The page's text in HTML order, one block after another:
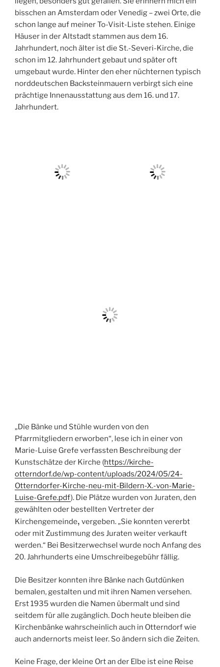
bisschen an Amsterdam oder Venedig – zwei Orte, die
schon lange auf meiner To-Visit-Liste stehen. Einige
Häuser in der Altstadt stammen aus dem 16.
Jahrhundert, noch älter ist die St.-Severi-Kirche, die
schon im 12. Jahrhundert gebaut und später oft
umgebaut wurde. Hinter den eher nüchternen typisch
norddeutschen Backsteinmauern verbirgt sich eine
prächtige Innenausstattung aus dem 16. und 17.
Jahrhundert.
„Die Bänke und Stühle wurden von den
Pfarrmitgliedern erworben“, lese ich in einer von
Marie-Luise Grefe verfassten Beschreibung der
Kunstschätze der Kirche (https://kirche-
otterndorf.de/wp-content/uploads/2024/05/24-
Otterndorfer-Kirche-neu-mit-Bildern-X.-von-Marie-
Luise-Grefe.pdf). Die Plätze wurden von Juraten, den
gewählten oder bestellten Vertreter der
Kirchengemeinde, vergeben. „Sie konnten vererbt
oder mit Zustimmung des Juraten weiter verkauft
werden.“ Bei Besitzerwechsel wurde noch Anfang des
20. Jahrhunderts eine Umschreibegebühr fällig.
Die Besitzer konnten ihre Bänke nach Gutdünken
bemalen, gestalten und mit ihren Namen versehen.
Erst 1935 wurden die Namen übermalt und sind
seitdem für alle zugänglich. Doch heute bleiben die
Kirchenbänke wahrscheinlich auch in Otterndorf wie
auch andernorts meist leer. So ändern sich die Zeiten.
Keine Frage, der kleine Ort an der Elbe ist eine Reise